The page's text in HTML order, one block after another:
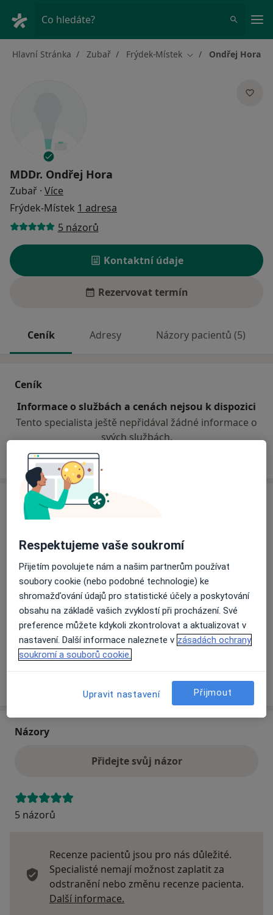
Co hledáte?
Hlavní Stránka Zubař Frýdek-Místek Změna města
Ondřej Hora
MDDr. Ondřej Hora
Zubař · Více
Frýdek-Místek 1 adresa
5 názorů
Kontaktní údaje
Rezervovat termín
Ceník Adresy Názory pacientů (5)
Ceník
Informace o službách a cenách nejsou k dispozici
Tento specialista ještě nepřidával žádné informace o
svých službách.
Adresa
T. G. Masaryka 602, Frýdek-Místek738 01
Přiblížit mapuse otevře v nové záložce
Dostupnost
Na této adrese online kalendář není aktivní
Co mám v takové situaci udělat?
Názory
Přidejte svůj názor
5 názorů
Recenze pacientů jsou pro nás důležité.
Specialisté nemají možnost zaplatit za
odstranění nebo změnu recenze pacienta.
Další informace.
Respektujeme vaše soukromí
Přijetím povolujete nám a našim partnerům používat
soubory cookie (nebo podobné technologie) ke
shromažďování údajů pro statistické účely a poskytování
obsahu na základě vašich zvyklostí při procházení. Své
preference můžete kdykoli zkontrolovat a aktualizovat v
nastavení. Další informace naleznete v zásadách ochrany
soukromí a souborů cookie.
Upravit nastavení Přijmout